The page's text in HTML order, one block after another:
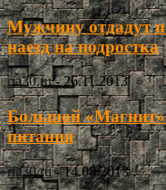
Мужчину отдадут
наезд на подростка
ria30.ru - 26.11.2013
Большой «Магнит»
питания
ria30.ru - 14.08.2013